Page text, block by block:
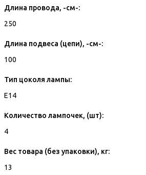
Длина провода, -см-:
250
Длина подвеса (цепи), -см-:
100
Тип цоколя лампы:
E14
Количество лампочек, (шт):
4
Вес товара (без упаковки), кг:
13